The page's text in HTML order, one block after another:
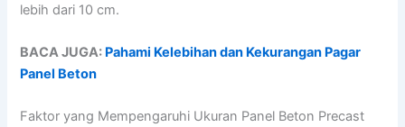
lebih dari 10 cm.
BACA JUGA: Pahami Kelebihan dan Kekurangan Pagar
Panel Beton
Faktor yang Mempengaruhi Ukuran Panel Beton Precast